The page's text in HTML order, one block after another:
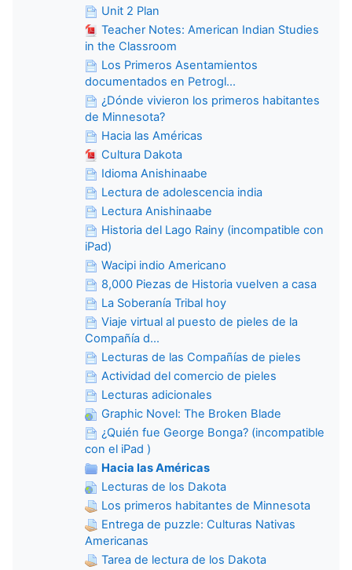
Unit 2 Plan
Teacher Notes: American Indian Studies
in the Classroom
Los Primeros Asentamientos
documentados en Petrogl...
¿Dónde vivieron los primeros habitantes
de Minnesota?
Hacia las Américas
Cultura Dakota
Idioma Anishinaabe
Lectura de adolescencia india
Lectura Anishinaabe
Historia del Lago Rainy (incompatible con
iPad)
Wacipi indio Americano
8,000 Piezas de Historia vuelven a casa
La Soberanía Tribal hoy
Viaje virtual al puesto de pieles de la
Compañía d...
Lecturas de las Compañías de pieles
Actividad del comercio de pieles
Lecturas adicionales
Graphic Novel: The Broken Blade
¿Quién fue George Bonga? (incompatible
con el iPad )
Hacia las Américas
Lecturas de los Dakota
Los primeros habitantes de Minnesota
Entrega de puzzle: Culturas Nativas
Americanas
Tarea de lectura de los Dakota